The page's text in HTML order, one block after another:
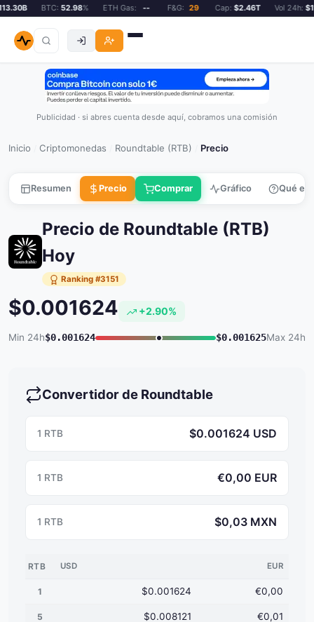
BTC:52.98% ETH Gas: -- F&G: 29 Cap:$2.46T Vol 24h:
Publicidad · si abres cuenta desde aquí, cobramos una comisión
Inicio Criptomonedas Roundtable (RTB) Precio
Resumen Precio Comprar Gráfico Qué es
Precio de Roundtable (RTB)
Hoy
Ranking #3151
$0.001624 +2.90%
Min 24h$0.001624 $0.001625Max 24h
Convertidor de Roundtable
1 RTB $0.001624 USD
1 RTB €0,00 EUR
1 RTB $0,03 MXN
RTB USD EUR
1 $0.001624 €0,00
5 $0.008121 €0,01